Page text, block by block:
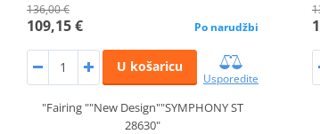
136,00 €
109,15 € Po narudžbi
U košaricu
Usporedite
"Fairing ""New Design""SYMPHONY ST
28630"